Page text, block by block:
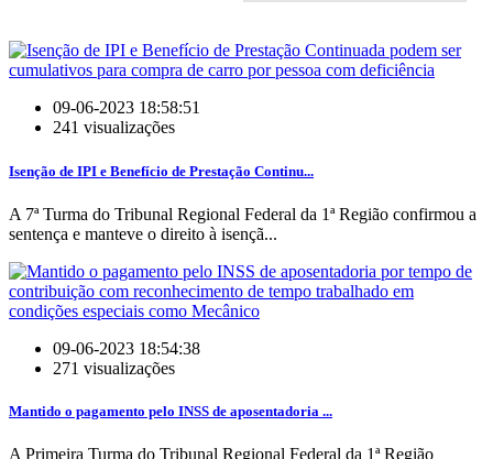
09-06-2023 18:58:51
241 visualizações
Isenção de IPI e Benefício de Prestação Continu...
A 7ª Turma do Tribunal Regional Federal da 1ª Região confirmou a
sentença e manteve o direito à isençã...
09-06-2023 18:54:38
271 visualizações
Mantido o pagamento pelo INSS de aposentadoria ...
A Primeira Turma do Tribunal Regional Federal da 1ª Região